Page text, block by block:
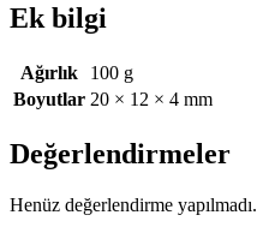
Ek bilgi
Ağırlık
100 g
Boyutlar 20 × 12 × 4 mm
Değerlendirmeler
Henüz değerlendirme yapılmadı.